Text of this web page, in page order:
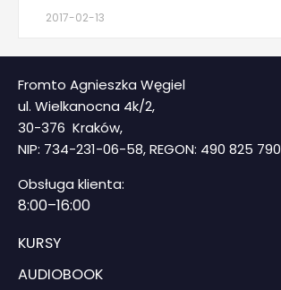
2017-02-13
Fromto Agnieszka Węgiel
ul. Wielkanocna 4k/2,
30-376 Kraków,
NIP: 734-231-06-58, REGON: 490 825 790
Obsługa klienta:
8:00–16:00
KURSY
AUDIOBOOK